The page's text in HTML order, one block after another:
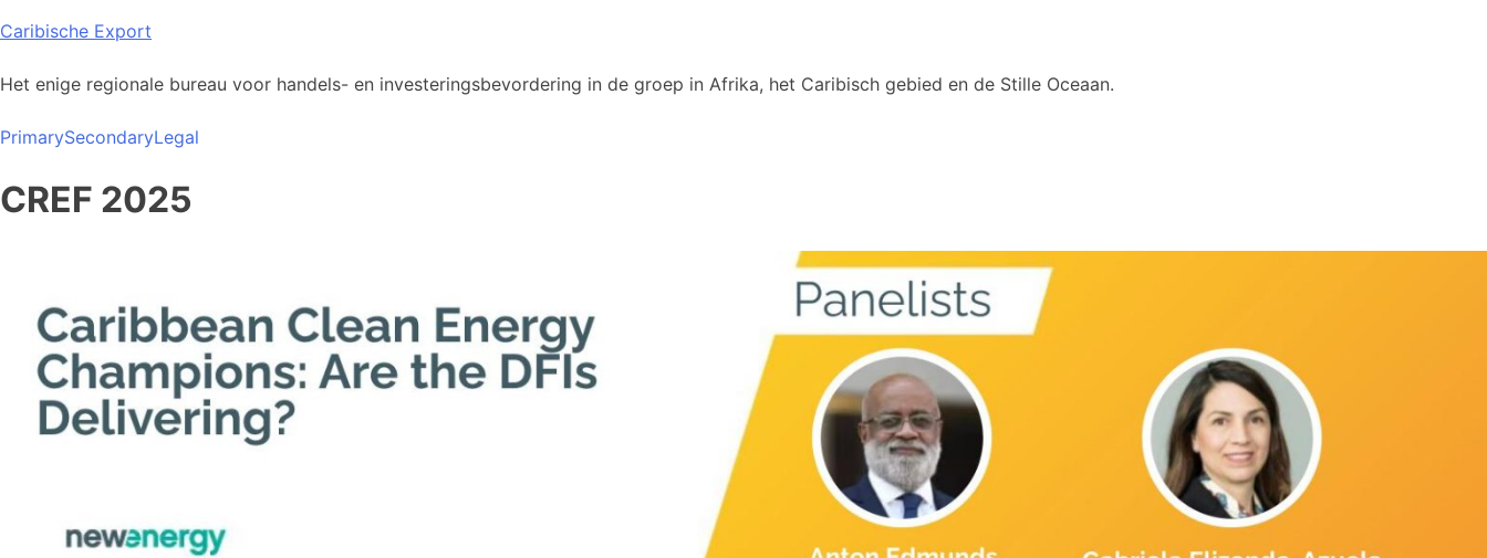
Skip
content
Caribische Export
Het enige regionale bureau voor handels- en investeringsbevordering in de groep in Afrika, het Caribisch gebied en de Stille Oceaan.
PrimarySecondaryLegal
CREF 2025